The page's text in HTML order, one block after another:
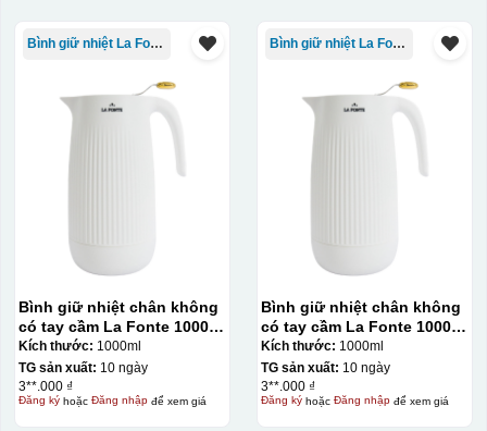
Bình giữ nhiệt La Fonte
Bình giữ nhiệt chân không
có tay cầm La Fonte 1000ml
– 011655
Kích thước: 1000ml
TG sản xuất: 10 ngày
3**.000 ₫
Đăng kýhoặc Đăng nhậpđể xem giá
Bình giữ nhiệt La Fonte
Bình giữ nhiệt chân không
có tay cầm La Fonte 1000ml
– 011655
Kích thước: 1000ml
TG sản xuất: 10 ngày
3**.000 ₫
Đăng kýhoặc Đăng nhậpđể xem giá